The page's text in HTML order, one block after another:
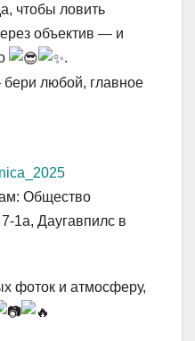
чтобы ловить
объектив — и
.
любой, главное
Общество
1а, Даугавпилс в
фоток и атмосферу,